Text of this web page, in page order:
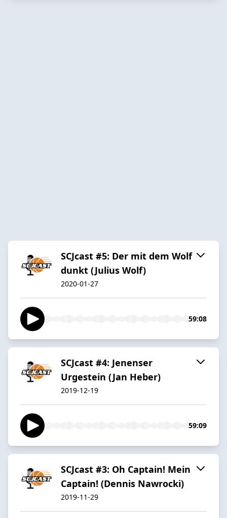
SCJcast #5: Der mit dem Wolf
dunkt (Julius Wolf)
2020-01-27
59:08
SCJcast #4: Jenenser
Urgestein (Jan Heber)
2019-12-19
59:09
SCJcast #3: Oh Captain! Mein
Captain! (Dennis Nawrocki)
2019-11-29